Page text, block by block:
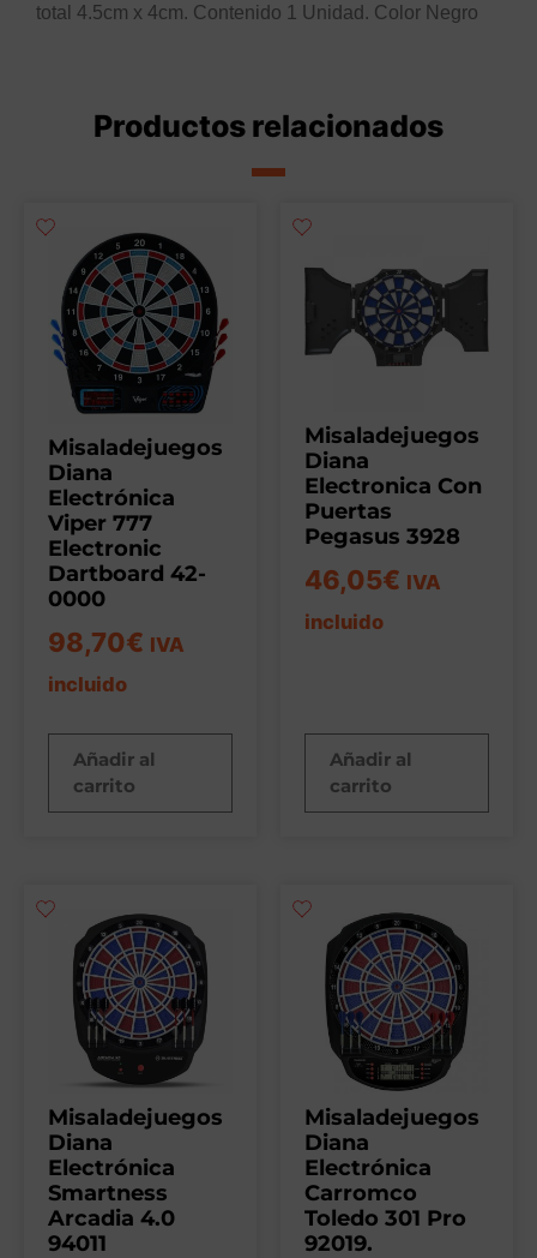
total 4.5cm x 4cm. Contenido 1 Unidad. Color Negro
Productos relacionados
Misaladejuegos
Diana
Electrónica
Viper 777
Electronic
Dartboard 42-
0000
98,70€ IVA
incluido
Añadir al
carrito
Misaladejuegos
Diana
Electronica Con
Puertas
Pegasus 3928
46,05€ IVA
incluido
Añadir al
carrito
Misaladejuegos
Diana
Electrónica
Smartness
Arcadia 4.0
94011
Misaladejuegos
Diana
Electrónica
Carromco
Toledo 301 Pro
92019.